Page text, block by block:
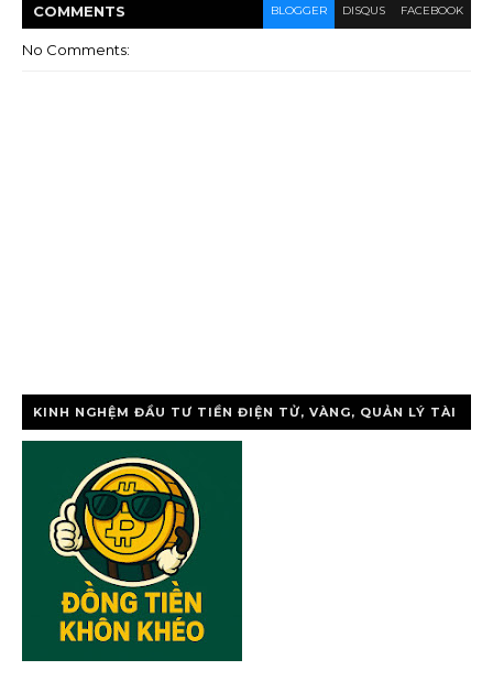
COMMENTS BLOGGER DISQUS FACEBOOK
No Comments:
KINH NGHỆM ĐẦU TƯ TIỀN ĐIỆN TỬ, VÀNG, QUẢN LÝ TÀI